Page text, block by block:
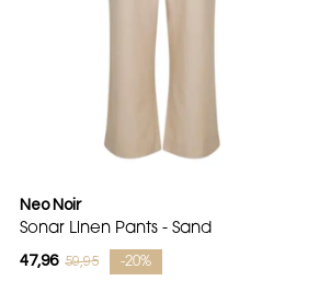
Neo Noir
Sonar Linen Pants - Sand
47,96 59,95 -20%